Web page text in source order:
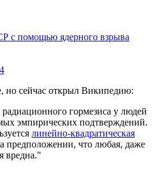
с помощью ядерного взрыва
но сейчас открыл Википедию:
гормезиса у людей
эмпирических подтверждений.
линейно-квадратическая
предположении, что любая, даже
вредна."